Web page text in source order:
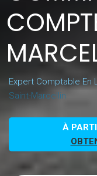
Expert Comptable En
Saint-Marcellin
À